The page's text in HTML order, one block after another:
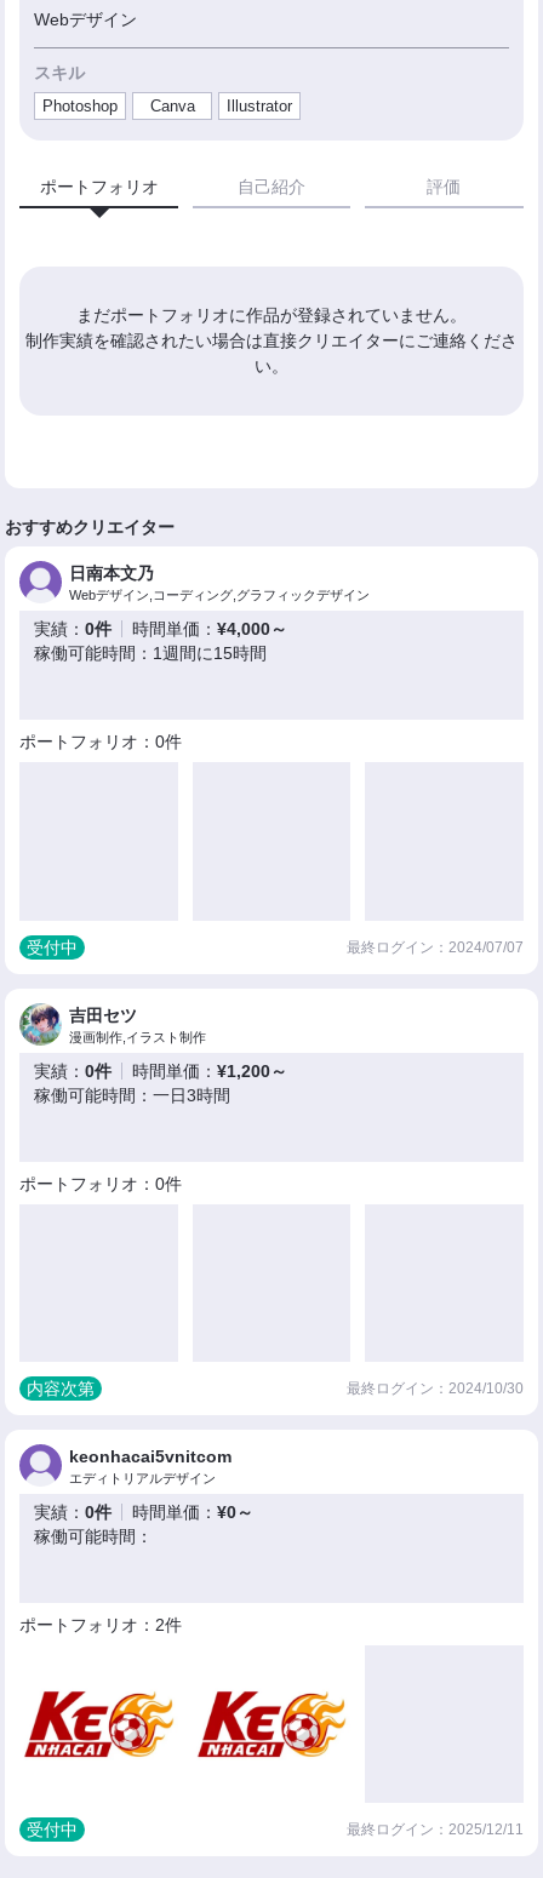
Webデザイン
スキル
Photoshop Canva Illustrator
ポートフォリオ 自己紹介 評価
まだポートフォリオに作品が登録されていません。
制作実績を確認されたい場合は直接クリエイターにご連絡くださ
い。
おすすめクリエイター
日南本文乃
Webデザイン,コーディング,グラフィックデザイン
実績：0件 時間単価：¥4,000～
稼働可能時間：1週間に15時間
ポートフォリオ：0件
受付中 最終ログイン：2024/07/07
吉田セツ
漫画制作,イラスト制作
実績：0件 時間単価：¥1,200～
稼働可能時間：一日3時間
ポートフォリオ：0件
内容次第 最終ログイン：2024/10/30
keonhacai5vnitcom
エディトリアルデザイン
実績：0件 時間単価：¥0～
稼働可能時間：
ポートフォリオ：2件
受付中 最終ログイン：2025/12/11